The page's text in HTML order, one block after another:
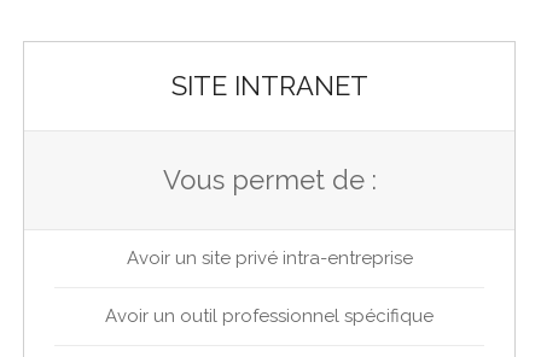
SITE INTRANET
Vous permet de :
Avoir un site privé intra-entreprise
Avoir un outil professionnel spécifique